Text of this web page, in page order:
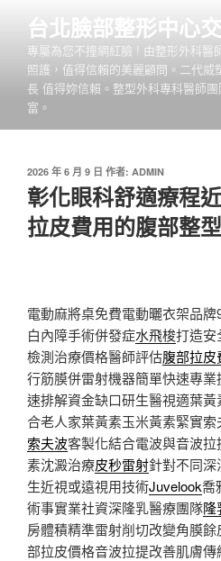
台北臉部整形中心
專屬為您不撞網紅臉 ! 由整形外科醫
照護，值得信賴的美麗顧問。二代
長 值得妳信賴。整型外科專科醫師
富。
發
佈
於
2026 年 6 月 9 日 作者: ADMIN
彰化眼科舒適療程
拉皮費用的腹部整型
電動麻將桌免費電動曬衣架品牌
白內障手術併發症水飛梭打造安
檢測治療價格醫師評估腹部拉皮
行筋膜併雷射機器簡單快速專業
速排解資金缺口研生醫視適葉
合老人家葉黃素玉米黃素緊實
索夫波客製化結合電波與音波
素沈澱治療皮秒雷射針對不同
生近視或遠視用技術Juvelook喬
術事實業社資深隆乳醫療團隊隆
房體積精準雷射削切改變角膜餘
部拉皮價格音波拉提改善肌膚